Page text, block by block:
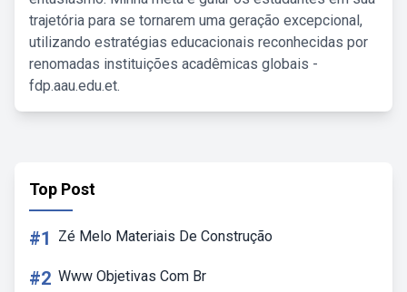
trajetória para se tornarem uma geração excepcional,
utilizando estratégias educacionais reconhecidas por
renomadas instituições acadêmicas globais -
fdp.aau.edu.et.
Top Post
#1 Zé Melo Materiais De Construção
#2 Www Objetivas Com Br